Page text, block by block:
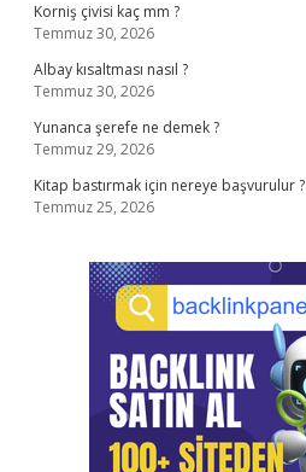
Korniş çivisi kaç mm ?
Temmuz 30, 2026
Albay kısaltması nasıl ?
Temmuz 30, 2026
Yunanca şerefe ne demek ?
Temmuz 29, 2026
Kitap bastırmak için nereye başvurulur ?
Temmuz 25, 2026